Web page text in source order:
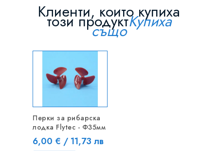
Клиенти, които купиха
този продуктКупиха
също
Перки за рибарска
лодка Flytec - Ф35мм
Цена
6,00 € / 11,73 лв